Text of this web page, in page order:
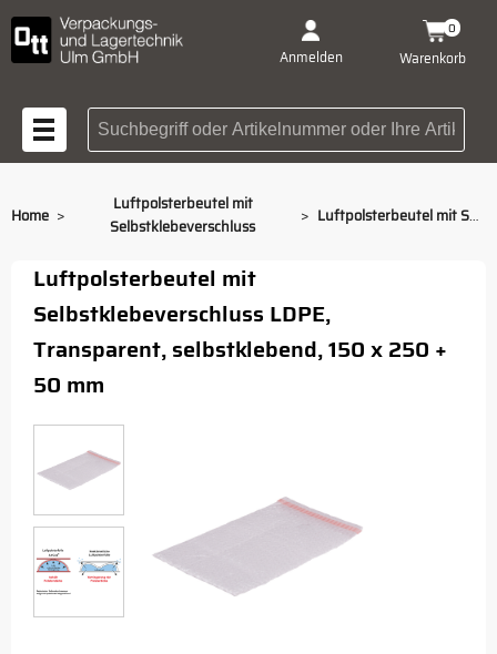
Anmelden Warenkorb
0
Suchbegriff oder
Home >
Luftpolsterbeutel mit
Selbstklebeverschluss
> Luftpolsterbeutel mit Selbstklebeverschluss 150 x 250 + 50 mm
Luftpolsterbeutel mit
Selbstklebeverschluss LDPE,
Transparent, selbstklebend, 150 x 250 +
50 mm